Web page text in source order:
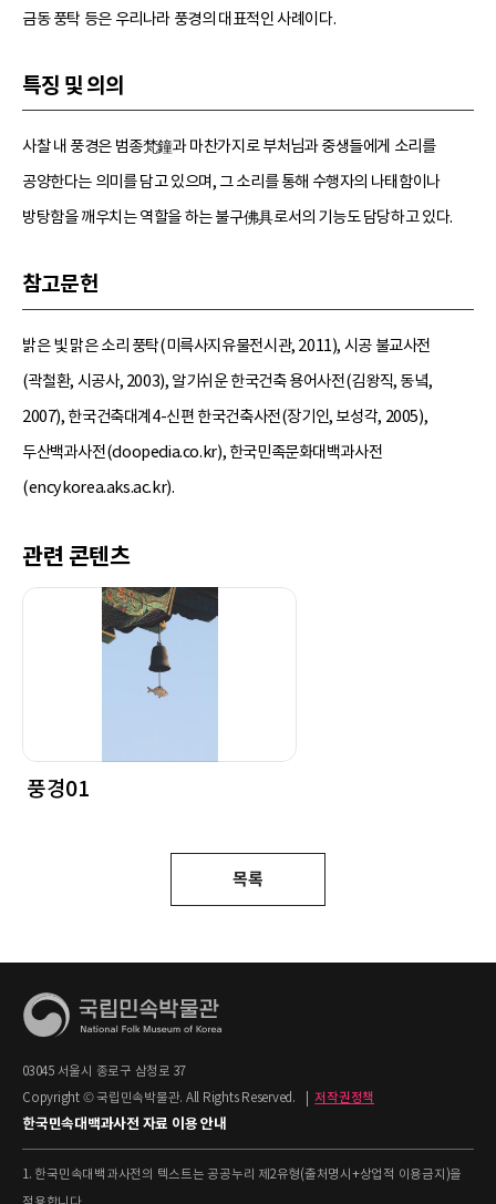
금동 풍탁 등은 우리나라 풍경의 대표적인 사례이다.
특징 및 의의
사찰 내 풍경은 범종梵鐘과 마찬가지로 부처님과 중생들에게 소리를
공양한다는 의미를 담고 있으며, 그 소리를 통해 수행자의 나태함이나
방탕함을 깨우치는 역할을 하는 불구佛具로서의 기능도 담당하고 있다.
참고문헌
밝은 빛 맑은 소리 풍탁(미륵사지유물전시관, 2011), 시공 불교사전
(곽철환, 시공사, 2003), 알기쉬운 한국건축 용어사전(김왕직, 동녘,
2007), 한국건축대계4-신편 한국건축사전(장기인, 보성각, 2005),
두산백과사전(doopedia.co.kr), 한국민족문화대백과사전
(encykorea.aks.ac.kr).
관련 콘텐츠
풍경01
목록
03045 서울시 종로구 삼청로 37
Copyright © 국립민속박물관. All Rights Reserved.
저작권정책
한국민속대백과사전 자료 이용 안내
1. 한국민속대백과사전의 텍스트는 공공누리 제2유형(출처명시+상업적 이용금지)을